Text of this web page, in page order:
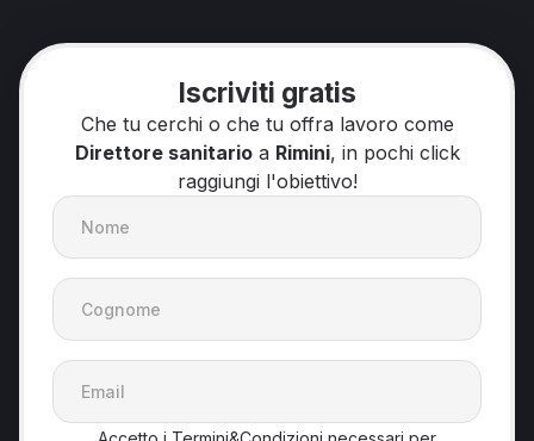
Iscriviti gratis
Che tu cerchi o che tu offra lavoro come
Direttore sanitarioa Rimini, in pochi click
raggiungi l'obiettivo!